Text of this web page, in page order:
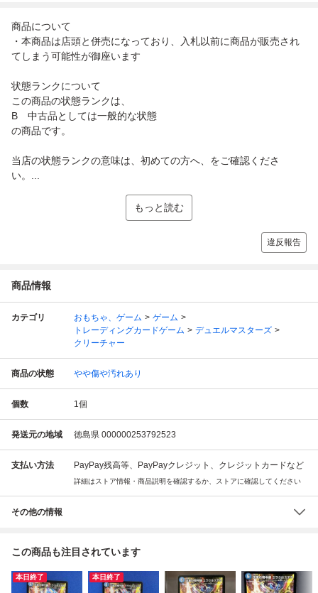
商品について
・本商品は店頭と併売になっており、入札以前に商品が販売され
てしまう可能性が御座います
状態ランクについて
この商品の状態ランクは、
B 中古品としては一般的な状態
の商品です。
当店の状態ランクの意味は、初めての方へ、をご確認くださ
い。...
もっと読む
違反報告
商品情報
カテゴリ おもちゃ、ゲーム
ゲーム
トレーディングカードゲーム
デュエルマスターズ
クリーチャー
商品の状態 やや傷や汚れあり
個数 1個
発送元の地域 徳島県 000000253792523
支払い方法 PayPay残高等、PayPayクレジット、クレジットカードなど
詳細はストア情報・商品説明を確認するか、ストアに確認してください
その他の情報
この商品も注目されています
本日終了 本日終了